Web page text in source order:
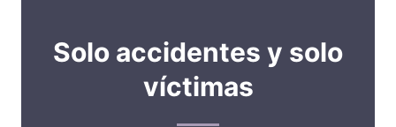
Solo accidentes y solo
víctimas